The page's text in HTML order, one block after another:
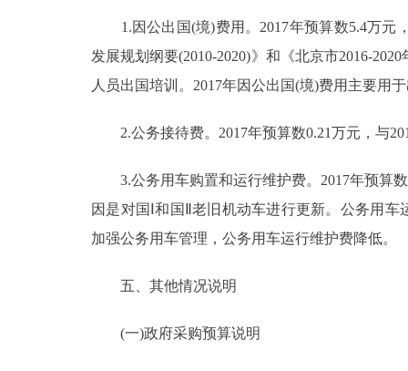
1.因公出国(境)费用。2017年预算数5.4万元
发展规划纲要(2010-2020)》和《北京市2016-
人员出国培训。2017年因公出国(境)费用主要用
2.公务接待费。2017年预算数0.21万元，与
3.公务用车购置和运行维护费。2017年预算数
因是对国Ⅰ和国Ⅱ老旧机动车进行更新。公务用车
加强公务用车管理，公务用车运行维护费降低。
五、其他情况说明
(一)政府采购预算说明